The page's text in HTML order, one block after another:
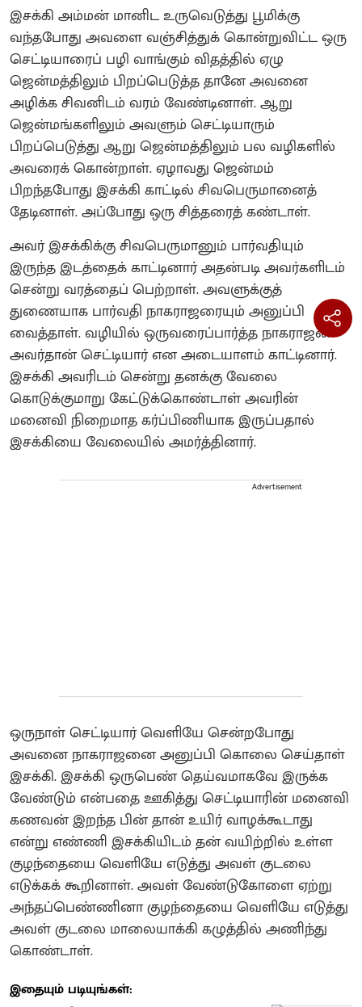
இசக்கி அம்மன் மானிட உருவெடுத்து பூமிக்கு
வந்தபோது அவளை வஞ்சித்துக் கொன்றுவிட்ட ஒரு
செட்டியாரைப் பழி வாங்கும் விதத்தில் ஏழு
ஜென்மத்திலும் பிறப்பெடுத்த தானே அவனை
அழிக்க சிவனிடம் வரம் வேண்டினாள். ஆறு
ஜென்மங்களிலும் அவளும் செட்டியாரும்
பிறப்பெடுத்து ஆறு ஜென்மத்திலும் பல வழிகளில்
அவரைக் கொன்றாள். ஏழாவது ஜென்மம்
பிறந்தபோது இசக்கி காட்டில் சிவபெருமானைத்
தேடினாள். அப்போது ஒரு சித்தரைத் கண்டாள்.
அவர் இசக்கிக்கு சிவபெருமானும் பார்வதியும்
இருந்த இடத்தைக் காட்டினார்‌ அதன்படி அவர்களிடம்
சென்று வரத்தைப் பெற்றாள். அவளுக்குத்
துணையாக பார்வதி நாகராஜரையும் அனுப்பி
வைத்தாள். வழியில் ஒருவரைப்பார்த்த நாகராஜன்
அவர்தான் செட்டியார் என அடையாளம் காட்டினார்.
இசக்கி அவரிடம் சென்று தனக்கு வேலை
கொடுக்குமாறு கேட்டுக்கொண்டாள்‌ அவரின்
மனைவி நிறைமாத கர்ப்பிணியாக இருப்பதால்
இசக்கியை வேலையில் அமர்த்தினார்.
Advertisement
ஒருநாள் செட்டியார் வெளியே சென்றபோது
அவனை நாகராஜனை அனுப்பி கொலை செய்தாள்‌
இசக்கி. இசக்கி ஒருபெண் தெய்வமாகவே இருக்க
வேண்டும் என்பதை ஊகித்து செட்டியாரின் மனைவி
கணவன் இறந்த பின் தான் உயிர் வாழக்கூடாது
என்று எண்ணி இசக்கியிடம் தன் வயிற்றில் உள்ள
குழந்தையை வெளியே எடுத்து அவள் குடலை
எடுக்கக் கூறினாள். அவள் வேண்டுகோளை ஏற்று
அந்தப்பெண்ணினா குழந்தையை வெளியே எடுத்து
அவள் குடலை மாலையாக்கி கழுத்தில் அணிந்து
கொண்டாள்.
இதையும் படியுங்கள்: